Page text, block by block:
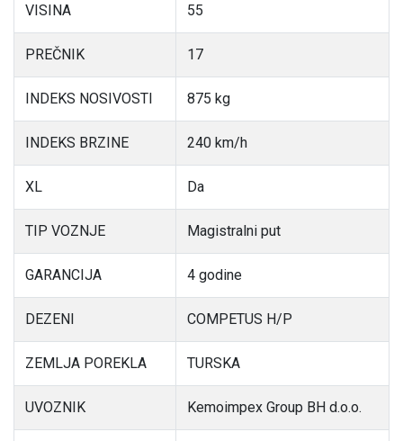
VISINA 55
PREČNIK 17
INDEKS NOSIVOSTI 875 kg
INDEKS BRZINE 240 km/h
XL Da
TIP VOZNJE Magistralni put
GARANCIJA 4 godine
DEZENI COMPETUS H/P
ZEMLJA POREKLA TURSKA
UVOZNIK Kemoimpex Group BH d.o.o.